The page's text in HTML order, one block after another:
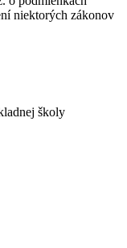
niektorých zákonov
školy